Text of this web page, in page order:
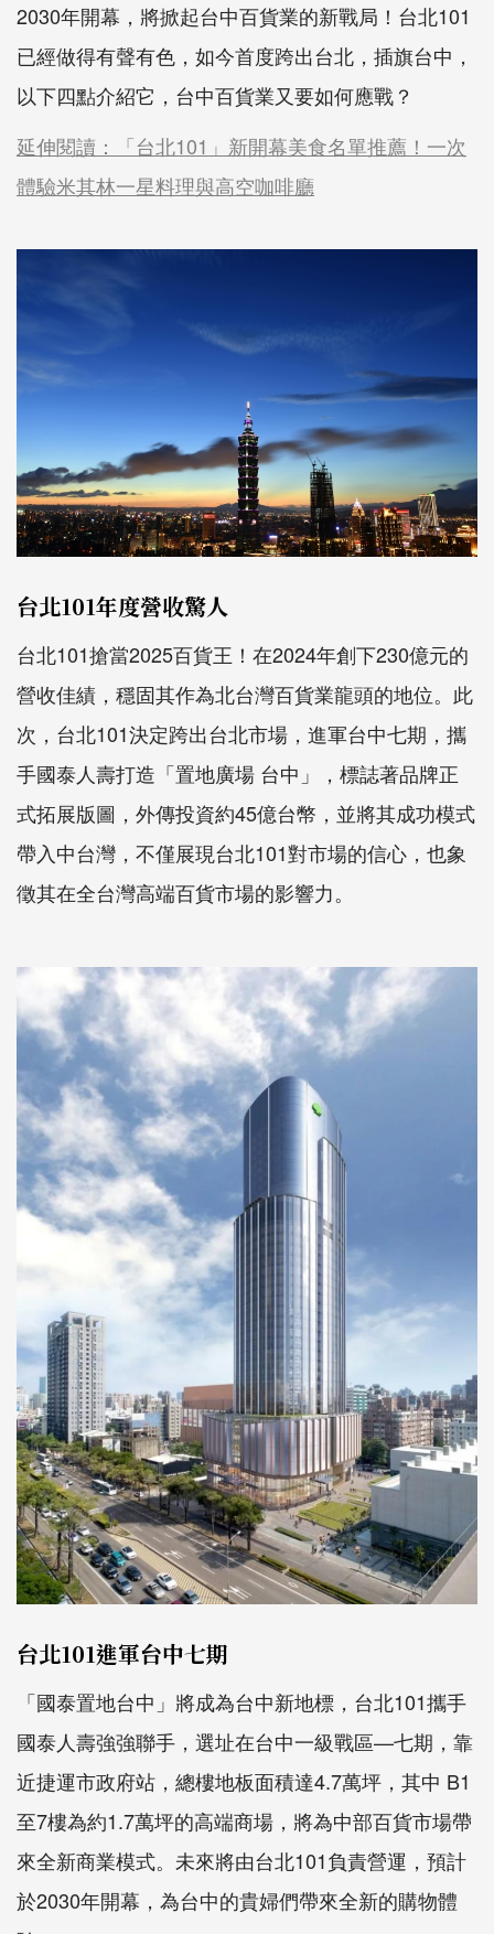
2030年開幕，將掀起台中百貨業的新戰局！台北101
已經做得有聲有色，如今首度跨出台北，插旗台中，
以下四點介紹它，台中百貨業又要如何應戰？
延伸閱讀：「台北101」新開幕美食名單推薦！一次
體驗米其林一星料理與高空咖啡廳
台北101年度營收驚人
台北101搶當2025百貨王！在2024年創下230億元的
營收佳績，穩固其作為北台灣百貨業龍頭的地位。此
次，台北101決定跨出台北市場，進軍台中七期，攜
手國泰人壽打造「置地廣場 台中」，標誌著品牌正
式拓展版圖，外傳投資約45億台幣，並將其成功模式
帶入中台灣，不僅展現台北101對市場的信心，也象
徵其在全台灣高端百貨市場的影響力。
台北101進軍台中七期
「國泰置地台中」將成為台中新地標，台北101攜手
國泰人壽強強聯手，選址在台中一級戰區—七期，靠
近捷運市政府站，總樓地板面積達4.7萬坪，其中 B1
至7樓為約1.7萬坪的高端商場，將為中部百貨市場帶
來全新商業模式。未來將由台北101負責營運，預計
於2030年開幕，為台中的貴婦們帶來全新的購物體